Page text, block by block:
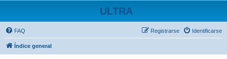
ULTRA
FAQ Identificarse
Registrarse
Índice general